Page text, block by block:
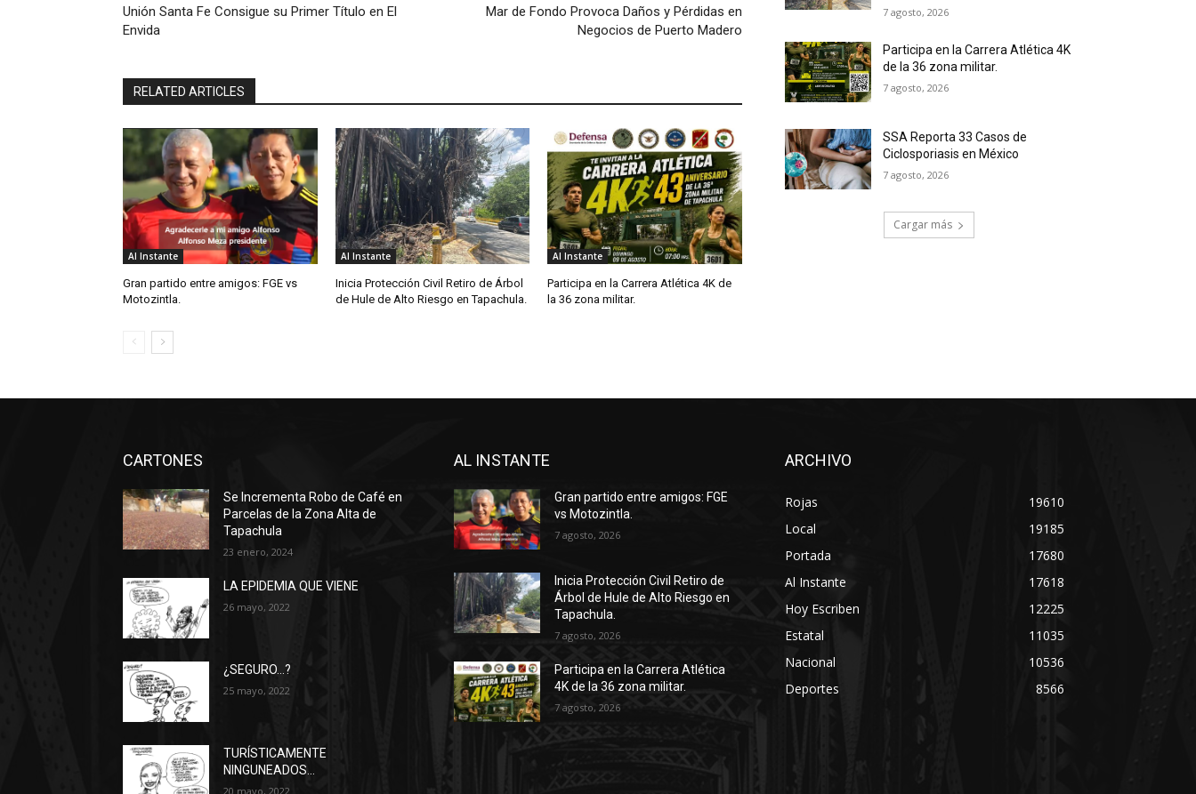
Unión Santa Fe Consigue su Primer Título en El
Envida
Mar de Fondo Provoca Daños y Pérdidas en
Negocios de Puerto Madero
RELATED ARTICLES
Al Instante
Gran partido entre amigos: FGE vs
Motozintla.
Al Instante
Inicia Protección Civil Retiro de Árbol
de Hule de Alto Riesgo en Tapachula.
Al Instante
Participa en la Carrera Atlética 4K de
la 36 zona militar.
7 agosto, 2026
Participa en la Carrera Atlética 4K
de la 36 zona militar.
7 agosto, 2026
SSA Reporta 33 Casos de
Ciclosporiasis en México
7 agosto, 2026
Cargar más
CARTONES
Se Incrementa Robo de Café en
Parcelas de la Zona Alta de
Tapachula
23 enero, 2024
LA EPIDEMIA QUE VIENE
26 mayo, 2022
¿SEGURO…?
25 mayo, 2022
TURÍSTICAMENTE
NINGUNEADOS…
20 mayo, 2022
AL INSTANTE
Gran partido entre amigos: FGE
vs Motozintla.
7 agosto, 2026
Inicia Protección Civil Retiro de
Árbol de Hule de Alto Riesgo en
Tapachula.
7 agosto, 2026
Participa en la Carrera Atlética
4K de la 36 zona militar.
7 agosto, 2026
ARCHIVO
Rojas
19610
Local
19185
Portada
17680
Al Instante
17618
Hoy Escriben
12225
Estatal
11035
Nacional
10536
Deportes
8566